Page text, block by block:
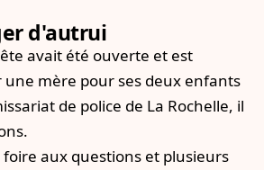
d'autrui
avait été ouverte et est
mère pour ses deux enfants
de police de La Rochelle, il
aux questions et plusieurs